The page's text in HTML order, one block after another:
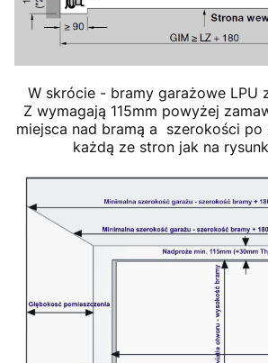
W skrócie - bramy garażowe LPU
Z wymagają 115mm powyżej
miejsca nad bramą a szerokości po
każdą ze stron jak na